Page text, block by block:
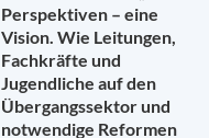
Perspektiven – eine
Vision. Wie Leitungen,
Fachkräfte und
Jugendliche auf den
Übergangssektor und
notwendige Reformen